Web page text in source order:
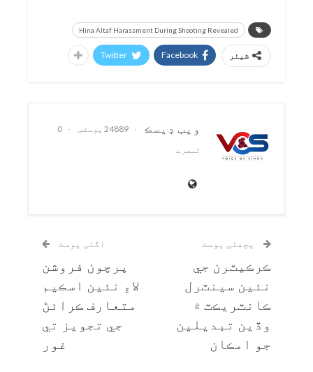
Hina Altaf Harassment During Shooting Revealed
شیئر Facebook
Twitter
ويب ڊيسڪ 24889 پوسٹس
0
تبصرے
پچھلی پوسٹ
ڪرڪيٽرن جي
نئين سينٽرل
ڪانٽريڪٽ ۾
وڏين تبديلين
جو امڪان
اگلی پوسٹ
پرچون فروشن
لاءِ نئين اسڪيم
متعارف ڪرائڻ
جي تجويز تي
غور